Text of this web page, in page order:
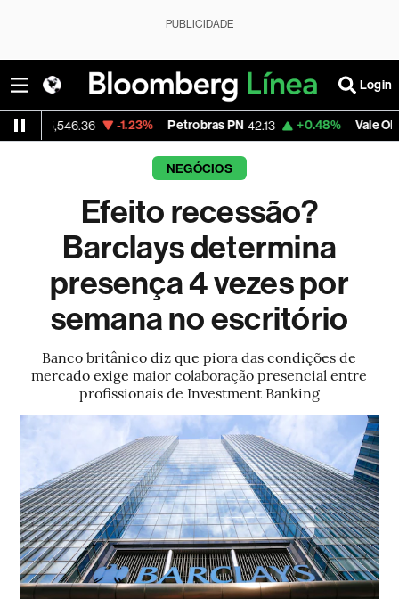
PUBLICIDADE
Login
-1.23% Petrobras PN 42.13 +0.48% Vale ON 75.39
NEGÓCIOS
Efeito recessão?
Barclays determina
presença 4 vezes por
semana no escritório
Banco britânico diz que piora das condições de
mercado exige maior colaboração presencial entre
profissionais de Investment Banking